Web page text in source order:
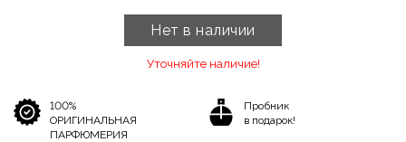
Нет в наличии
Уточняйте наличие!
100%
ОРИГИНАЛЬНАЯ
ПАРФЮМЕРИЯ
Пробник
в подарок!